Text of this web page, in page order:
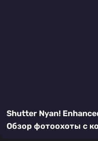
Shutter Nyan!
Обзор фотоохоты с